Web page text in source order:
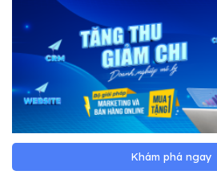
Khám phá ngay